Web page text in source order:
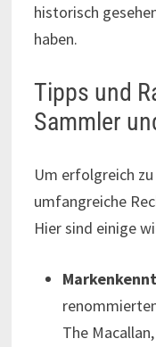
historisch
haben.
Tipps und
Sammler
Um erfolgreich
umfangreiche
Hier sind einige
The